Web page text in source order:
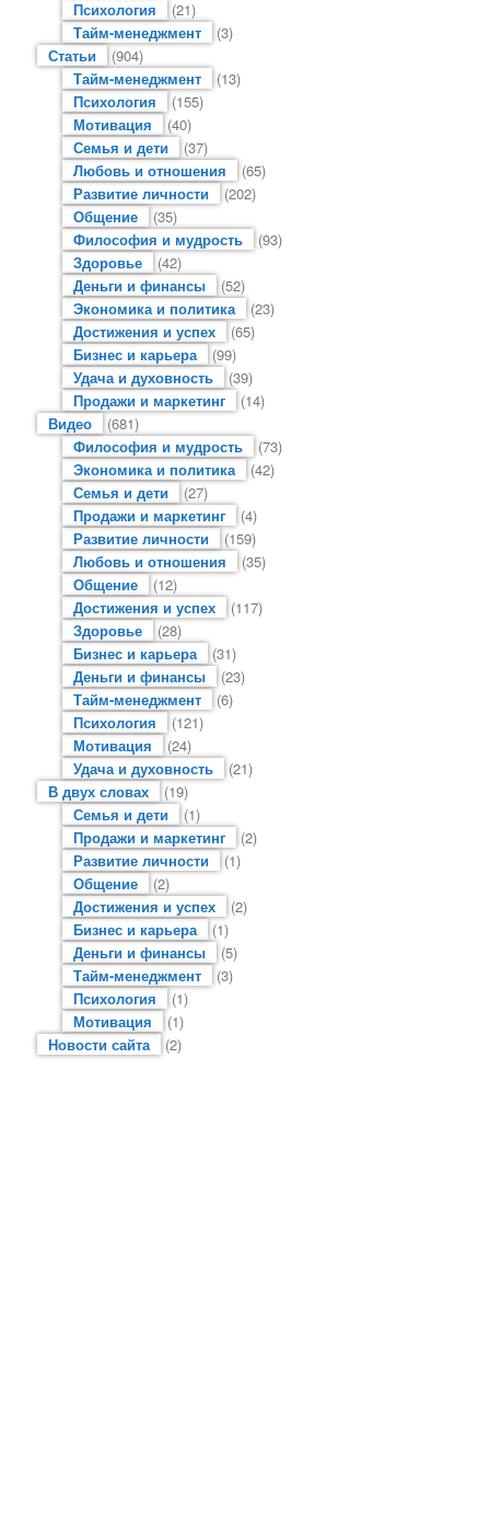
Психология
(21)
Тайм-менеджмент
(3)
Статьи
(904)
Тайм-менеджмент
(13)
Психология
(155)
Мотивация
(40)
Семья и дети
(37)
Любовь и отношения
(65)
Развитие личности
(202)
Общение
(35)
Философия и мудрость
(93)
Здоровье
(42)
Деньги и финансы
(52)
Экономика и политика
(23)
Достижения и успех
(65)
Бизнес и карьера
(99)
Удача и духовность
(39)
Продажи и маркетинг
(14)
Видео
(681)
Философия и мудрость
(73)
Экономика и политика
(42)
Семья и дети
(27)
Продажи и маркетинг
(4)
Развитие личности
(159)
Любовь и отношения
(35)
Общение
(12)
Достижения и успех
(117)
Здоровье
(28)
Бизнес и карьера
(31)
Деньги и финансы
(23)
Тайм-менеджмент
(6)
Психология
(121)
Мотивация
(24)
Удача и духовность
(21)
В двух словах
(19)
Семья и дети
(1)
Продажи и маркетинг
(2)
Развитие личности
(1)
Общение
(2)
Достижения и успех
(2)
Бизнес и карьера
(1)
Деньги и финансы
(5)
Тайм-менеджмент
(3)
Психология
(1)
Мотивация
(1)
Новости сайта
(2)